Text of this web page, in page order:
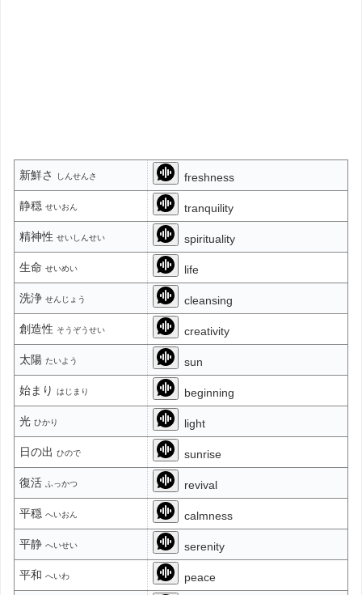
新鮮さ しんせんさ freshness
静穏 せいおん tranquility
精神性 せいしんせい spirituality
生命 せいめい life
洗浄 せんじょう cleansing
創造性 そうぞうせい creativity
太陽 たいよう sun
始まり はじまり beginning
光 ひかり light
日の出 ひので sunrise
復活 ふっかつ revival
平穏 へいおん calmness
平静 へいせい serenity
平和 へいわ peace